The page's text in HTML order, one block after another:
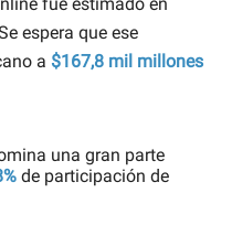
espera que ese
a $167,8 mil millones
una gran parte
de participación de